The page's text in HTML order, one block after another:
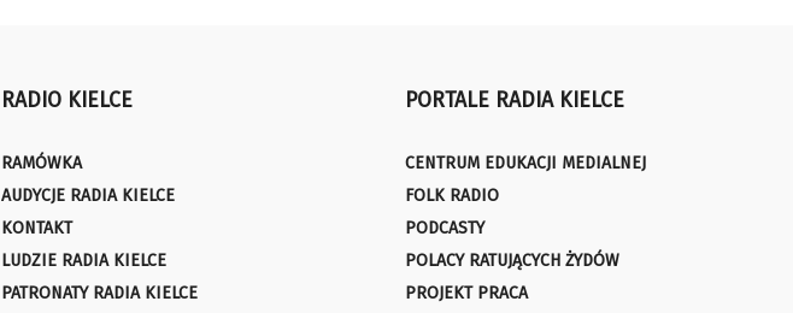
RADIO KIELCE
RAMÓWKA
AUDYCJE RADIA KIELCE
KONTAKT
LUDZIE RADIA KIELCE
PATRONATY RADIA KIELCE
PORTALE RADIA KIELCE
CENTRUM EDUKACJI MEDIALNEJ
FOLK RADIO
PODCASTY
POLACY RATUJĄCYCH ŻYDÓW
PROJEKT PRACA